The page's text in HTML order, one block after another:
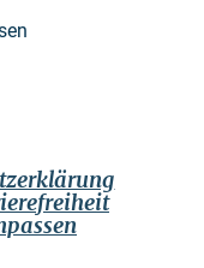
Klickraten in
der Gestaltung
einen
tun oder